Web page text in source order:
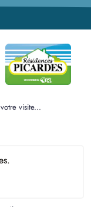
régional de